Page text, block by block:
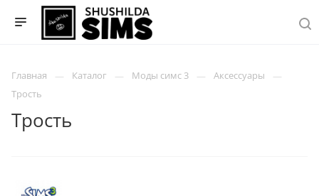
Главная Каталог Моды симс 3
Аксессуары
Трость
Трость